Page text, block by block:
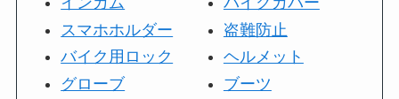
スマホホルダー
バイク用ロック
グローブ
盗難防止
ヘルメット
ブーツ